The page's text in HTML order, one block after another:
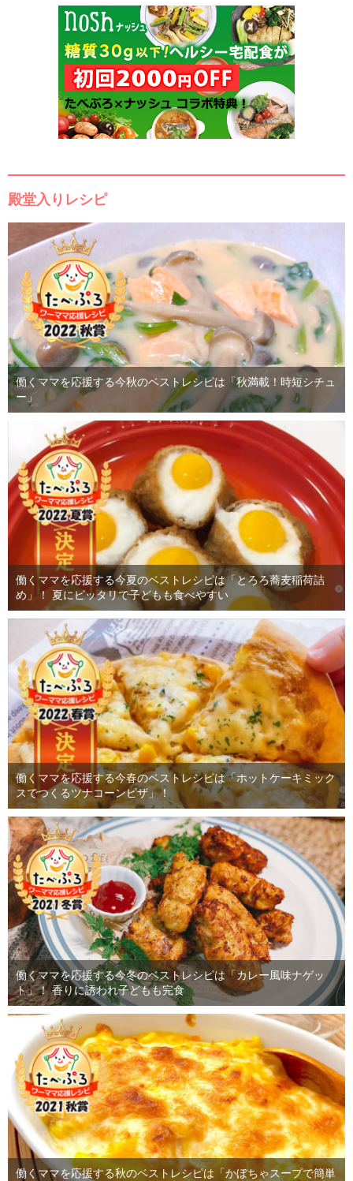
殿堂入りレシピ
働くママを応援する今秋のベストレシピは「秋満載！時短シチュ
ー」
働くママを応援する今夏のベストレシピは「とろろ蕎麦稲荷詰
め」！ 夏にピッタリで子どもも食べやすい
働くママを応援する今春のベストレシピは「ホットケーキミック
スでつくるツナコーンピザ」！
働くママを応援する今冬のベストレシピは「カレー風味ナゲッ
ト」！ 香りに誘われ子どもも完食
働くママを応援する秋のベストレシピは「かぼちゃスープで簡単